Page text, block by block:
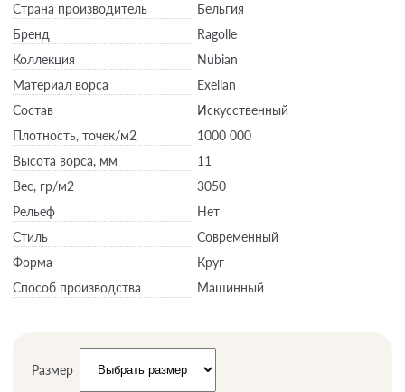
Страна производитель
Бельгия
Бренд
Ragolle
Коллекция
Nubian
Материал ворса
Exellan
Состав
Искусственный
Плотность, точек/м2
1000 000
Высота ворса, мм
11
Вес, гр/м2
3050
Рельеф
Нет
Стиль
Современный
Форма
Круг
Способ производства
Машинный
Размер